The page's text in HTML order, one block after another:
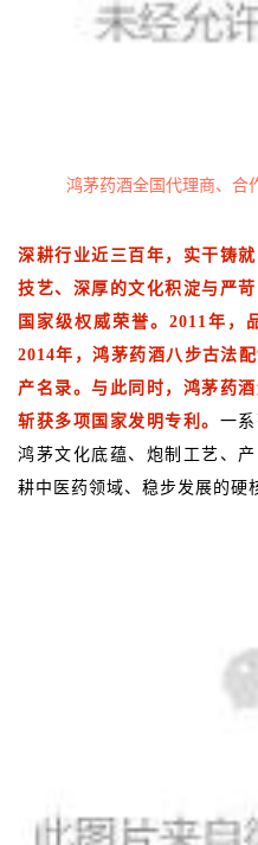
鸿茅药酒全国代理商、合
深耕行业近三百年，实干铸
技艺、深厚的文化积淀与严
国家级权威荣誉。2011年，
2014年，鸿茅药酒八步古法
产名录。与此同时，鸿茅药
斩获多项国家发明专利。 一
鸿茅文化底蕴、炮制工艺、
耕中医药领域、稳步发展的硬